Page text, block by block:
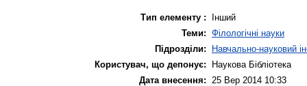
Тип елементу :
Інший
Теми: Філологічні науки
Підрозділи:
Навчально-науковий
Користувач, що депонує:
Наукова Бібліотека
Дата внесення:
25 Вер 2014 10:33